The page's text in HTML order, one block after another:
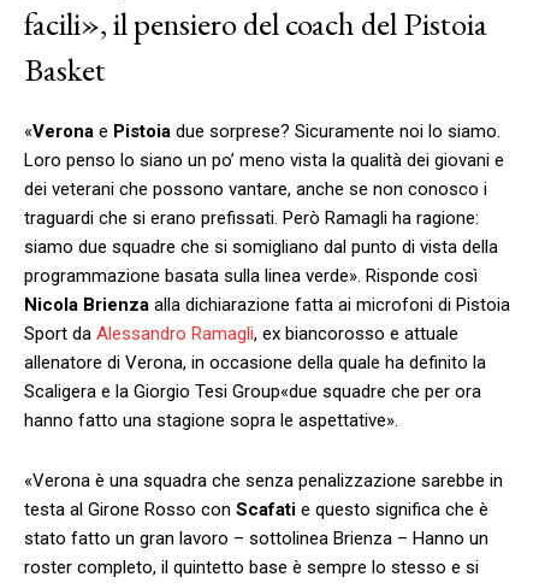
facili», il pensiero del coach del Pistoia
Basket
«Verona e Pistoia due sorprese? Sicuramente noi lo siamo.
Loro penso lo siano un po’ meno vista la qualità dei giovani e
dei veterani che possono vantare, anche se non conosco i
traguardi che si erano prefissati. Però Ramagli ha ragione:
siamo due squadre che si somigliano dal punto di vista della
programmazione basata sulla linea verde». Risponde così
Nicola Brienza alla dichiarazione fatta ai microfoni di Pistoia
Sport da Alessandro Ramagli, ex biancorosso e attuale
allenatore di Verona, in occasione della quale ha definito la
Scaligera e la Giorgio Tesi Group«due squadre che per ora
hanno fatto una stagione sopra le aspettative».
«Verona è una squadra che senza penalizzazione sarebbe in
testa al Girone Rosso con Scafati e questo significa che è
stato fatto un gran lavoro – sottolinea Brienza – Hanno un
roster completo, il quintetto base è sempre lo stesso e si